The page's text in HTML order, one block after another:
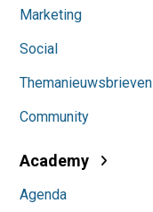
Marketing
Social
Themanieuwsbrieven
Community
Academy
Agenda